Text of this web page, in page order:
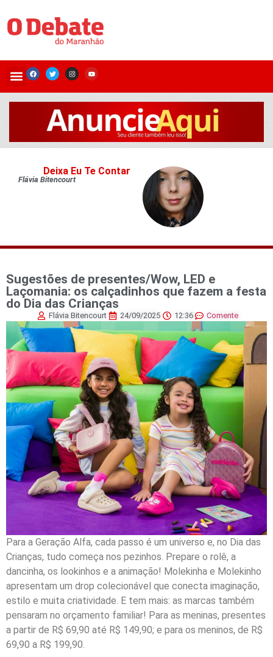
Deixa Eu Te Contar
Flávia Bitencourt
Sugestões de presentes/Wow, LED e
Laçomania: os calçadinhos que fazem a festa
do Dia das Crianças
Flávia Bitencourt 24/09/2025 12:36 Comente
Para a Geração Alfa, cada passo é um universo e, no Dia das
Crianças, tudo começa nos pezinhos. Prepare o rolê, a
dancinha, os lookinhos e a animação! Molekinha e Molekinho
apresentam um drop colecionável que conecta imaginação,
estilo e muita criatividade. E tem mais: as marcas também
pensaram no orçamento familiar! Para as meninas, presentes
a partir de R$ 69,90 até R$ 149,90; e para os meninos, de R$
69,90 a R$ 199,90.